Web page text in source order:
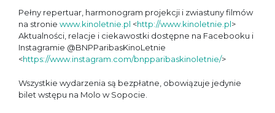
Pełny repertuar, harmonogram projekcji i zwiastuny filmów
na stronie www.kinoletnie.pl <http://www.kinoletnie.pl>
Aktualności, relacje i ciekawostki dostępne na Facebooku i
Instagramie @BNPParibasKinoLetnie
<https://www.instagram.com/bnpparibaskinoletnie/>
Wszystkie wydarzenia są bezpłatne, obowiązuje jedynie
bilet wstępu na Molo w Sopocie.